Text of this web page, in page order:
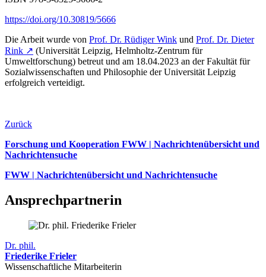
https://doi.org/10.30819/5666
Die Arbeit wurde von Prof. Dr. Rüdiger Wink und Prof. Dr. Dieter
Rink ↗ (Universität Leipzig, Helmholtz-Zentrum für
Umweltforschung) betreut und am 18.04.2023 an der Fakultät für
Sozialwissenschaften und Philosophie der Universität Leipzig
erfolgreich verteidigt.
Zurück
Forschung und Kooperation FWW | Nachrichtenübersicht und
Nachrichtensuche
FWW | Nachrichtenübersicht und Nachrichtensuche
Ansprechpartnerin
Dr. phil.
Friederike Frieler
Wissenschaftliche Mitarbeiterin